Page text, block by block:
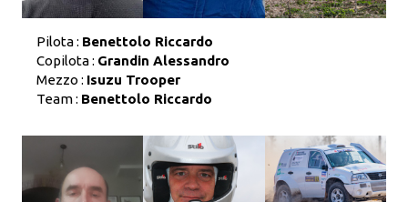
Pilota : Benettolo Riccardo
Copilota : Grandin Alessandro
Mezzo : Isuzu Trooper
Team : Benettolo Riccardo